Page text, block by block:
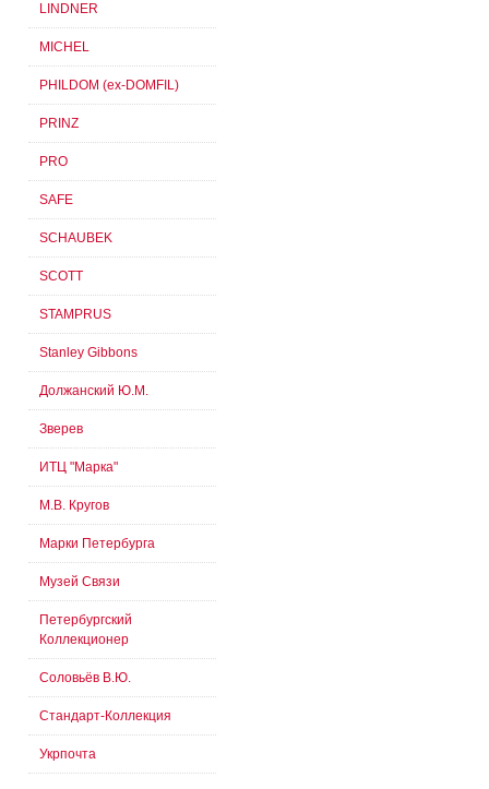
LINDNER
MICHEL
PHILDOM (ex-DOMFIL)
PRINZ
PRO
SAFE
SCHAUBEK
SCOTT
STAMPRUS
Stanley Gibbons
Должанский Ю.М.
Зверев
ИТЦ "Марка"
М.В. Кругов
Марки Петербурга
Музей Связи
Петербургский
Коллекционер
Соловьёв В.Ю.
Стандарт-Коллекция
Укрпочта